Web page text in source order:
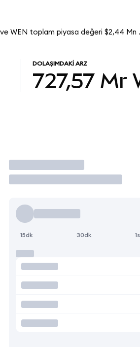
WEN toplam piyasa değeri $2,44 Mn .
DOLAŞIMDAKI ARZ
727,57 Mr
İşlem Yap
15dk 30dk